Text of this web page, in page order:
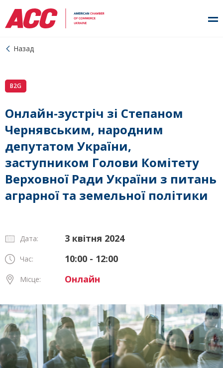
Назад
B2G
Онлайн-зустріч зі Степаном
Чернявським, народним
депутатом України,
заступником Голови Комітету
Верховної Ради України з питань
аграрної та земельної політики
Дата: 3 квітня 2024
Час: 10:00 - 12:00
Місце: Онлайн